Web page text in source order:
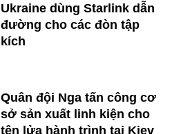
Ukraine dùng Starlink dẫn
đường cho các đòn tập
kích
Quân đội Nga tấn công cơ
sở sản xuất linh kiện cho
tên lửa hành trình tại Kiev